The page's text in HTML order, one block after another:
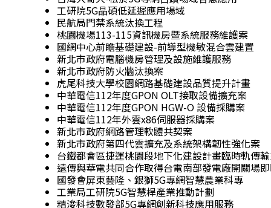
工研院5G晶碩低延遲應用場域
民航局門禁系統汰換工程
桃園機場113-115資訊機房暨系統服務維護案
國網中心前瞻基礎建設-前導型機敏混合雲建置
新北市政府電腦機房管理及設施維護服務
新北市政府防火牆汰換案
虎尾科技大學校園網路基礎建設品質提升計畫
中華電信112年度GPON OLT接取設備擴充案
中華電信112年度GPON HGW-O 設備採購案
中華電信112年外雲x86伺服器採購案
新北市政府網路管理軟體共契案
新北市政府第四代雲擴充及系統架構韌性強化案
台鐵都會區捷運桃園段地下化建設計畫臨時軌傳
遠傳與華電共同合作取得台電南部發電廠開關場
國發會屏東藝隆、銀獅5G專網智慧農業科專
工業局工研院5G智慧桿產業推動計劃
精浚科技數發部5G專網創新科技應用服務